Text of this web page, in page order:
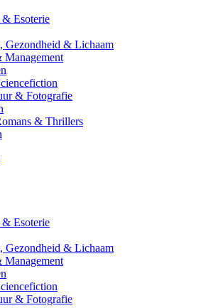
Esoterie
Gezondheid & Lichaam
Management
& Fotografie
& Thrillers
Esoterie
Gezondheid & Lichaam
Management
& Fotografie